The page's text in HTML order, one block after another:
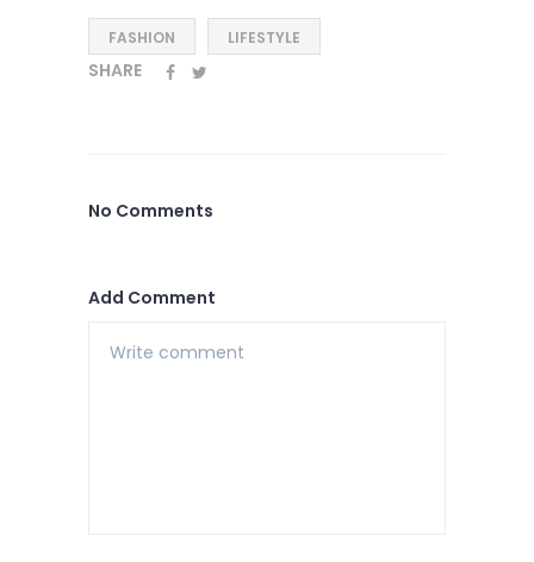
FASHION LIFESTYLE
SHARE
No Comments
Add Comment